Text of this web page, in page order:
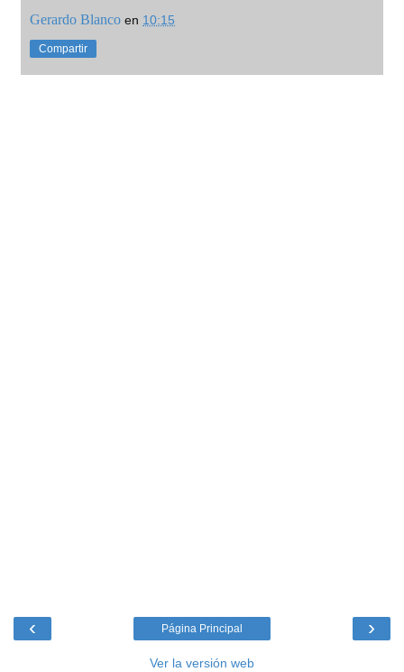
Gerardo Blanco en 10:15
Compartir
‹ ›
Página Principal
Ver la versión web